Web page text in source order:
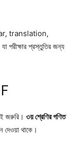
translation,
প্রস্তুতির জন্য
জরুরি। ৩য় শ্রেণির গণিত
দেওয়া থাকে।